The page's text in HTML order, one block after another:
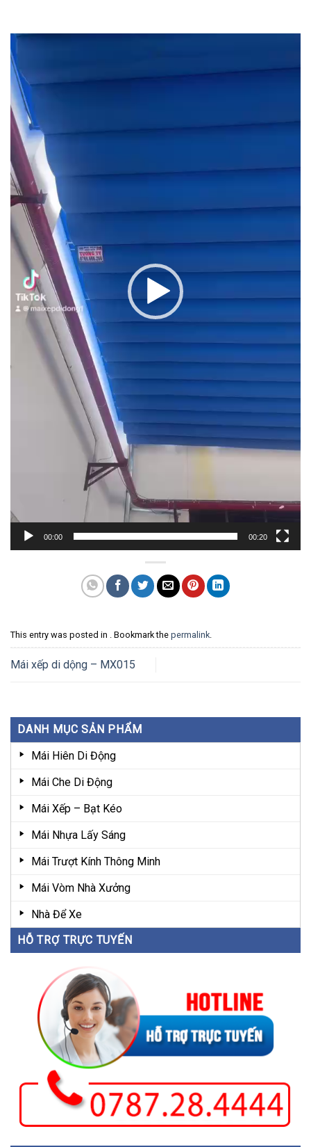
Trình
chơi
Video
00:00 00:20
This entry was posted in . Bookmark the permalink
Mái xếp di dộng – MX015
DANH MỤC SẢN PHẨM
Mái Hiên Di Động
Mái Che Di Động
Mái Xếp – Bạt Kéo
Mái Nhựa Lấy Sáng
Mái Trượt Kính Thông Minh
Mái Vòm Nhà Xưởng
Nhà Để Xe
HỖ TRỢ TRỰC TUYẾN